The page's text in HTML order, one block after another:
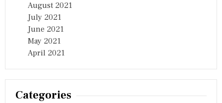
August 2021
July 2021
June 2021
May 2021
April 2021
Categories